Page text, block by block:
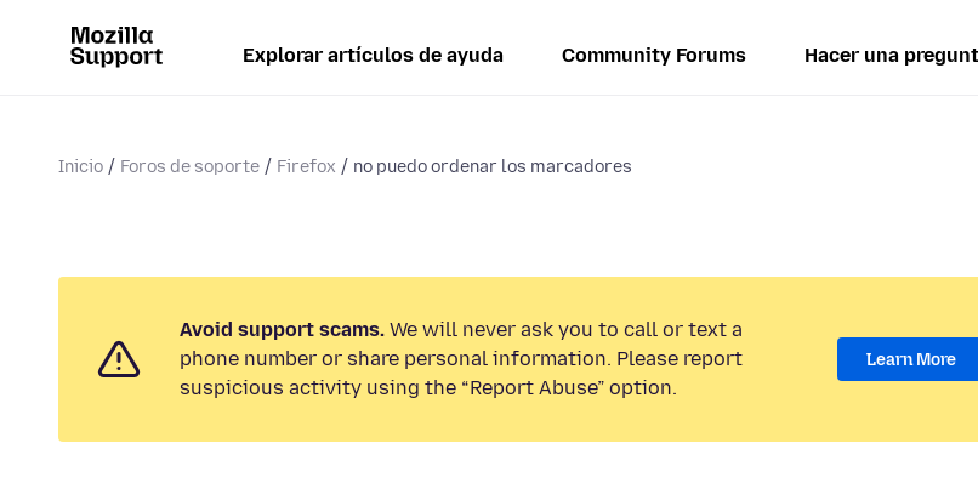
Explorar artículos de ayuda Community Forums Hacer una
Inicio Foros de soporte Firefox no puedo ordenar los marcadores
Avoid support scams. We will never ask you to call or text a
phone number or share personal information. Please report
suspicious activity using the “Report Abuse” option.
Learn More